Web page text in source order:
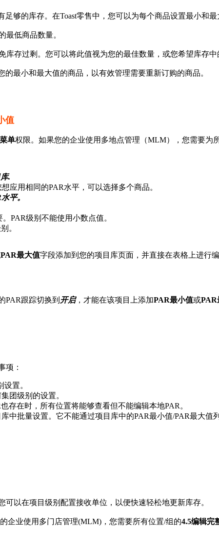
够的库存。在Toast零售中，您可以为每个商品设置最小和最
最低商品数量。
存过剩。您可以将此值视为您的最佳数量，或您希望库存中
最小和最大值的商品，以有效管理需要重新订购的商品。
值
单权限。如果您的企业使用多地点管理（MLM），您需要为
.
应用相同的PAR水平，可以选择多个商品。
平。
PAR级别不能使用小数点值。
。
PAR最大值字段添加到您的项目库页面，并直接在表格上进行
PAR跟踪切换到 开启，才能在该项目上添加PAR最小值或PAR
项：
置。
团级别的设置。
存在时，所有位置将能够查看但不能编辑本地PAR。
中批量设置。它不能通过项目库中的PAR最小值/PAR最大值
以在项目级别配置接收单位，以便快速轻松地更新库存。
企业使用多门店管理(MLM)，您需要所有位置/组的4.5编辑完